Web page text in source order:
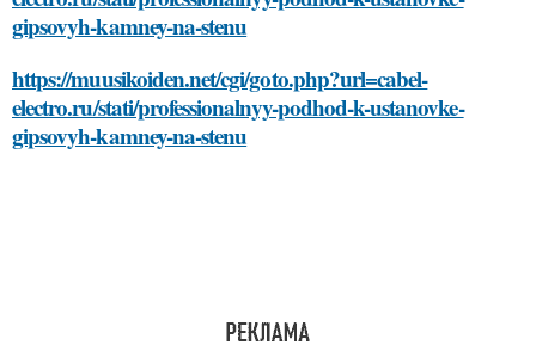
gipsovyh-kamney-na-stenu
https://muusikoiden.net/cgi/goto.php?url=cabel-
electro.ru/stati/professionalnyy-podhod-k-ustanovke-
gipsovyh-kamney-na-stenu